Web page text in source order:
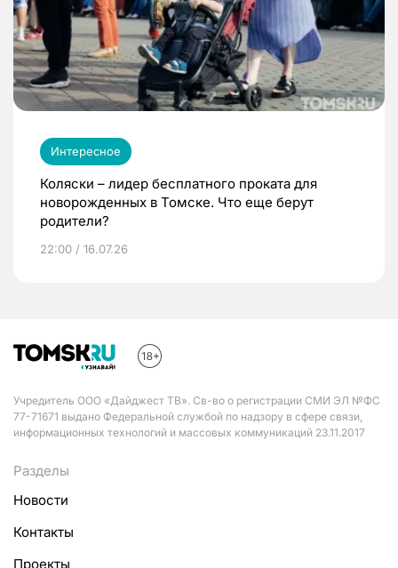
Интересное
Коляски – лидер бесплатного проката для
новорожденных в Томске. Что еще берут
родители?
22:00 / 16.07.26
Учредитель ООО «Дайджест ТВ». Св-во о регистрации СМИ ЭЛ №ФС
77-71671 выдано Федеральной службой по надзору в сфере связи,
информационных технологий и массовых коммуникаций 23.11.2017
Разделы
Новости
Контакты
Проекты